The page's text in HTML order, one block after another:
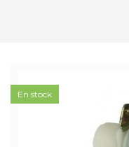
En stock